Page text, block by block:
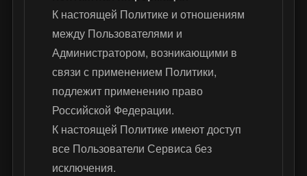
К настоящей Политике и отношениям
между Пользователями и
Администратором, возникающими в
связи с применением Политики,
подлежит применению право
Российской Федерации.
К настоящей Политике имеют доступ
все Пользователи Сервиса без
исключения.